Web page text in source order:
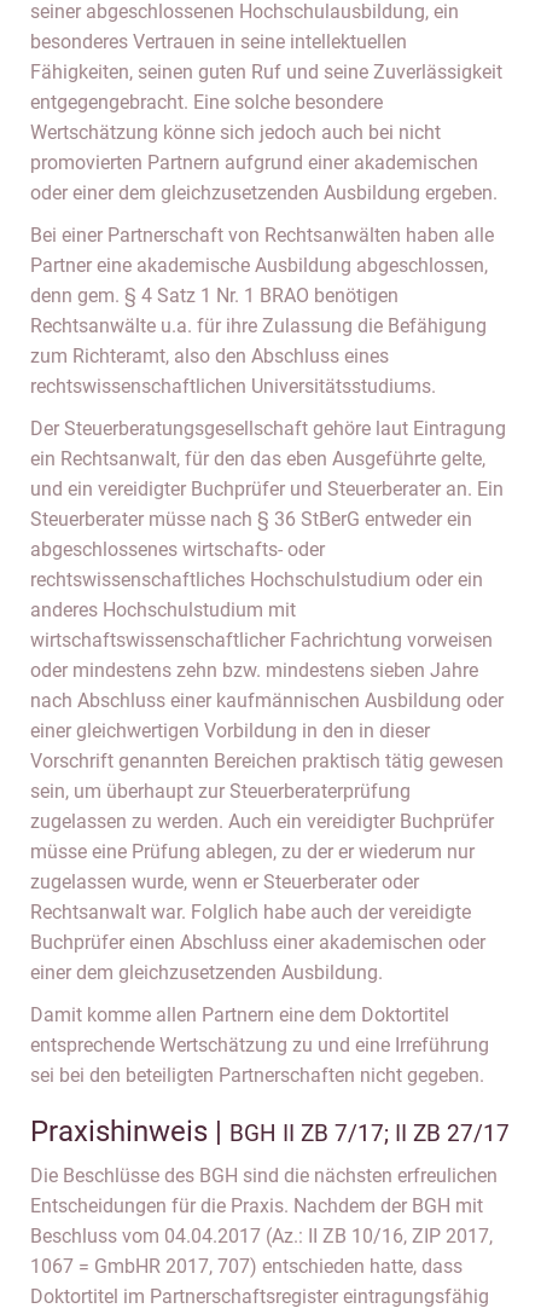
seiner abgeschlossenen Hochschulausbildung, ein
besonderes Vertrauen in seine intellektuellen
Fähigkeiten, seinen guten Ruf und seine Zuverlässigkeit
entgegengebracht. Eine solche besondere
Wertschätzung könne sich jedoch auch bei nicht
promovierten Partnern aufgrund einer akademischen
oder einer dem gleichzusetzenden Ausbildung ergeben.
Bei einer Partnerschaft von Rechtsanwälten haben alle
Partner eine akademische Ausbildung abgeschlossen,
denn gem. § 4 Satz 1 Nr. 1 BRAO benötigen
Rechtsanwälte u.a. für ihre Zulassung die Befähigung
zum Richteramt, also den Abschluss eines
rechtswissenschaftlichen Universitätsstudiums.
Der Steuerberatungsgesellschaft gehöre laut Eintragung
ein Rechtsanwalt, für den das eben Ausgeführte gelte,
und ein vereidigter Buchprüfer und Steuerberater an. Ein
Steuerberater müsse nach § 36 StBerG entweder ein
abgeschlossenes wirtschafts- oder
rechtswissenschaftliches Hochschulstudium oder ein
anderes Hochschulstudium mit
wirtschaftswissenschaftlicher Fachrichtung vorweisen
oder mindestens zehn bzw. mindestens sieben Jahre
nach Abschluss einer kaufmännischen Ausbildung oder
einer gleichwertigen Vorbildung in den in dieser
Vorschrift genannten Bereichen praktisch tätig gewesen
sein, um überhaupt zur Steuerberaterprüfung
zugelassen zu werden. Auch ein vereidigter Buchprüfer
müsse eine Prüfung ablegen, zu der er wiederum nur
zugelassen wurde, wenn er Steuerberater oder
Rechtsanwalt war. Folglich habe auch der vereidigte
Buchprüfer einen Abschluss einer akademischen oder
einer dem gleichzusetzenden Ausbildung.
Damit komme allen Partnern eine dem Doktortitel
entsprechende Wertschätzung zu und eine Irreführung
sei bei den beteiligten Partnerschaften nicht gegeben.
Praxishinweis | BGH II ZB 7/17; II ZB 27/17
Die Beschlüsse des BGH sind die nächsten erfreulichen
Entscheidungen für die Praxis. Nachdem der BGH mit
Beschluss vom 04.04.2017 (Az.: II ZB 10/16, ZIP 2017,
1067 = GmbHR 2017, 707) entschieden hatte, dass
Doktortitel im Partnerschaftsregister eintragungsfähig